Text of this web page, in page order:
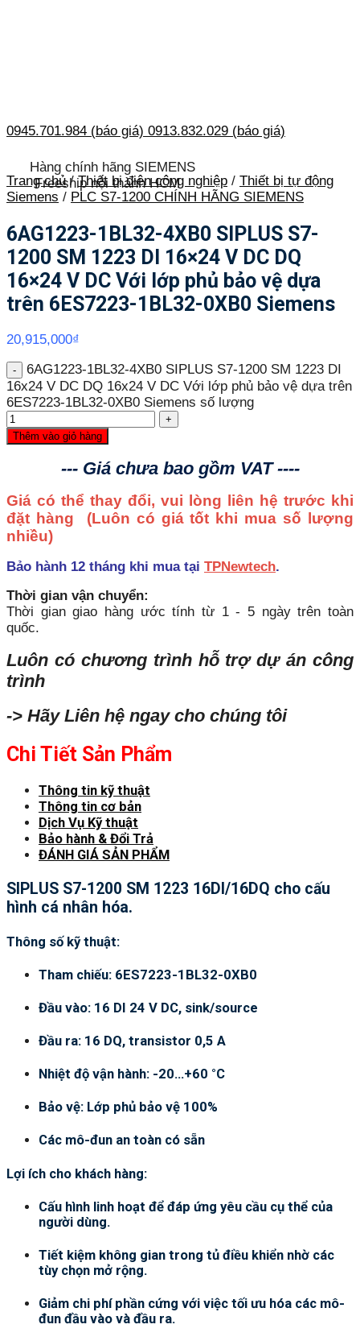
0945.701.984 (báo giá) 0913.832.029 (báo giá)
Hàng chính hãng SIEMENS
Freeship nội thành HCM
Trang chủ / Thiết bị điện công nghiệp / Thiết bị tự động
Siemens / PLC S7-1200 CHÍNH HÃNG SIEMENS
6AG1223-1BL32-4XB0 SIPLUS S7-
1200 SM 1223 DI 16×24 V DC DQ
16×24 V DC Với lớp phủ bảo vệ dựa
trên 6ES7223-1BL32-0XB0 Siemens
20,915,000₫
6AG1223-1BL32-4XB0 SIPLUS S7-1200 SM 1223 DI
16x24 V DC DQ 16x24 V DC Với lớp phủ bảo vệ dựa trên
6ES7223-1BL32-0XB0 Siemens số lượng
Thêm vào giỏ hàng
--- Giá chưa bao gồm VAT ----
Giá có thể thay đổi, vui lòng liên hệ trước khi
đặt hàng (Luôn có giá tốt khi mua số lượng
nhiều)
Bảo hành 12 tháng khi mua tại TPNewtech.
Thời gian vận chuyển:
Thời gian giao hàng ước tính từ 1 - 5 ngày trên toàn
quốc.
Luôn có chương trình hỗ trợ dự án công
trình
-> Hãy Liên hệ ngay cho chúng tôi
Chi Tiết Sản Phẩm
Thông tin kỹ thuật
Thông tin cơ bản
Dịch Vụ Kỹ thuật
Bảo hành & Đổi Trả
ĐÁNH GIÁ SẢN PHẨM
SIPLUS S7-1200 SM 1223 16DI/16DQ cho cấu
hình cá nhân hóa.
Thông số kỹ thuật:
Tham chiếu: 6ES7223-1BL32-0XB0
Đầu vào: 16 DI 24 V DC, sink/source
Đầu ra: 16 DQ, transistor 0,5 A
Nhiệt độ vận hành: -20…+60 °C
Bảo vệ: Lớp phủ bảo vệ 100%
Các mô-đun an toàn có sẵn
Lợi ích cho khách hàng:
Cấu hình linh hoạt để đáp ứng yêu cầu cụ thể của
người dùng.
Tiết kiệm không gian trong tủ điều khiển nhờ các
tùy chọn mở rộng.
Giảm chi phí phần cứng với việc tối ưu hóa các mô-
đun đầu vào và đầu ra.